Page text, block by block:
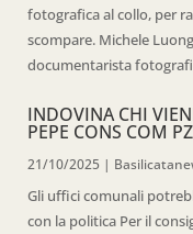
fotografica al collo, per
scompare. Michele
documentarista
INDOVINA CHI
PEPE CONS COM PZ
21/10/2025 |
Gli uffici comunali
con la politica Per il